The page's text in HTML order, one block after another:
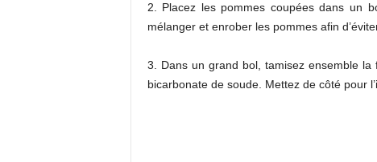
2. Placez les pommes coupées dans un
mélanger et enrober les pommes afin
3. Dans un grand bol, tamisez ensemble
bicarbonate de soude. Mettez de côté pour